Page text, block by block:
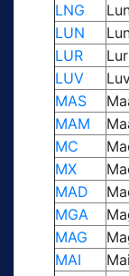
LNG
LUN
LUR
LUV
MAS
MAM
MC
MX
MAD
MGA
MAG
MAI